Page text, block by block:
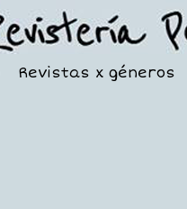
Revistas x géneros